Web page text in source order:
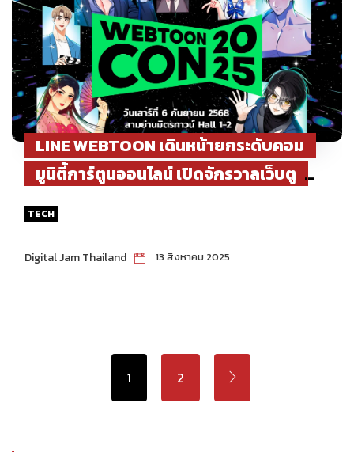
LINE WEBTOON เดินหน้ายกระดับคอม
มูนิตี้การ์ตูนออนไลน์ เปิดจักรวาลเว็บตู
นครั้งใหญ่ไปกับงาน WEBTOON CON
TECH
Digital Jam Thailand 13 สิงหาคม 2025
1 2